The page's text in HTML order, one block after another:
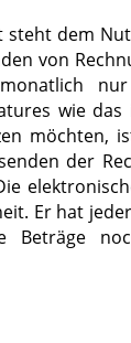
steht dem
von
wie
möchten,
der
Er hat
Beträge